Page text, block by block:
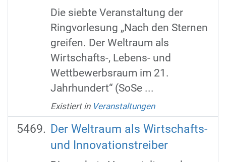
Die siebte Veranstaltung der
Ringvorlesung „Nach den Sternen
greifen. Der Weltraum als
Wirtschafts-, Lebens- und
Wettbewerbsraum im 21.
Jahrhundert“ (SoSe ...
Existiert in Veranstaltungen
Der Weltraum als Wirtschafts-
und Innovationstreiber